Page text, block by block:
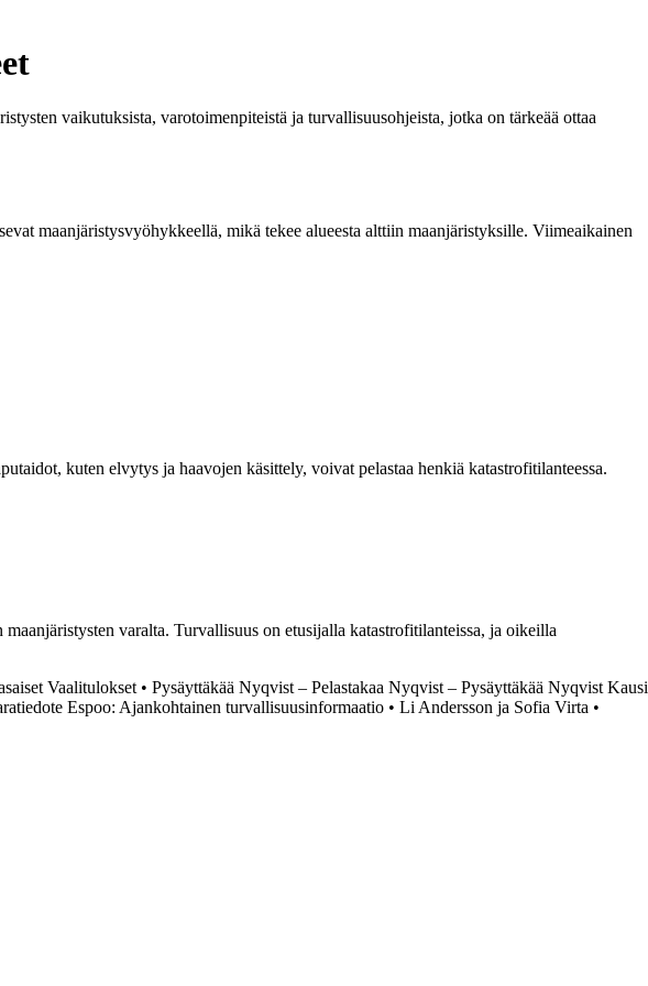
vaikutuksista, varotoimenpiteistä ja turvallisuusohjeista, jotka on tärkeää ottaa
maanjäristysvyöhykkeellä, mikä tekee alueesta alttiin maanjäristyksille. Viimeaikainen
kuten elvytys ja haavojen käsittely, voivat pelastaa henkiä katastrofitilanteessa.
varalta. Turvallisuus on etusijalla katastrofitilanteissa, ja oikeilla
Vaalitulokset • Pysäyttäkää Nyqvist – Pelastakaa Nyqvist – Pysäyttäkää Nyqvist Kausi
Espoo: Ajankohtainen turvallisuusinformaatio • Li Andersson ja Sofia Virta •